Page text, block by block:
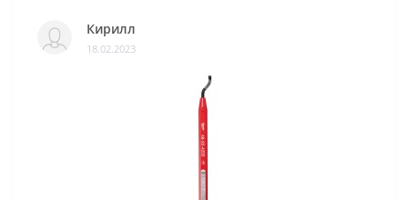
Кирилл
18.02.2023